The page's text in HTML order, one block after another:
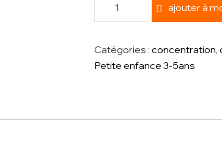
ajouter à
Catégories : concentration,
Petite enfance 3-5ans